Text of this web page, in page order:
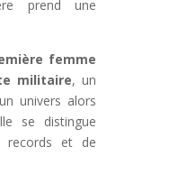
prend une
femme
militaire, un
univers alors
se distingue
records et de